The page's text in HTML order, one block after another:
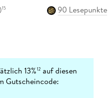
15
90 Lesepunkte
13%12 auf diesen
Gutscheincode: